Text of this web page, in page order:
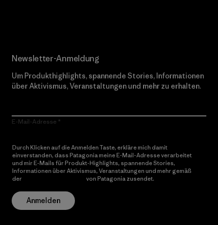
Newsletter-Anmeldung
Um Produkthighlights, spannende Stories, Informationen
über Aktivismus, Veranstaltungen und mehr zu erhalten.
E-Mail-Adresse
Durch Klicken auf die Anmelden Taste, erkläre mich damit
einverstanden, dass Patagonia meine E-Mail-Adresse verarbeitet
und mir E-Mails für Produkt-Highlights, spannende Stories,
Informationen über Aktivismus, Veranstaltungen und mehr gemäß
der
von Patagonia zusendet.
Anmelden